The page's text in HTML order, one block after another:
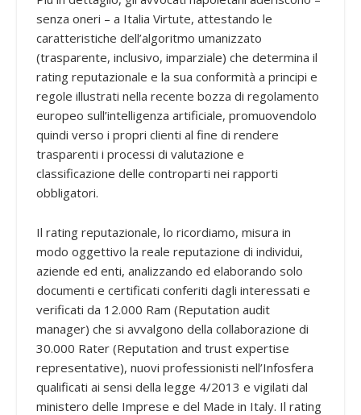
senza oneri – a Italia Virtute, attestando le
caratteristiche dell’algoritmo umanizzato
(trasparente, inclusivo, imparziale) che determina il
rating reputazionale e la sua conformità a principi e
regole illustrati nella recente bozza di regolamento
europeo sull’intelligenza artificiale, promuovendolo
quindi verso i propri clienti al fine di rendere
trasparenti i processi di valutazione e
classificazione delle controparti nei rapporti
obbligatori.
Il rating reputazionale, lo ricordiamo, misura in
modo oggettivo la reale reputazione di individui,
aziende ed enti, analizzando ed elaborando solo
documenti e certificati conferiti dagli interessati e
verificati da 12.000 Ram (Reputation audit
manager) che si avvalgono della collaborazione di
30.000 Rater (Reputation and trust expertise
representative), nuovi professionisti nell’Infosfera
qualificati ai sensi della legge 4/2013 e vigilati dal
ministero delle Imprese e del Made in Italy. Il rating